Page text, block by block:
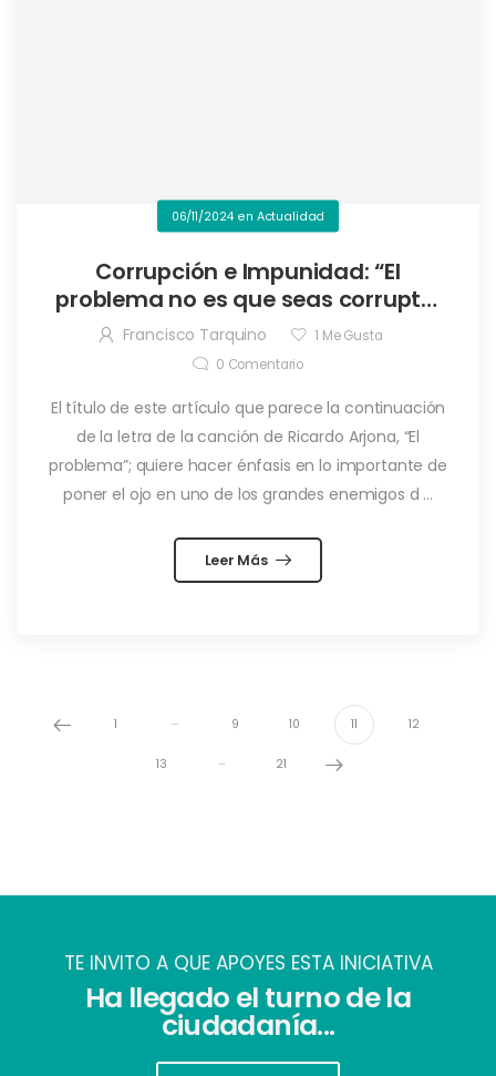
06/11/2024 en Actualidad
Corrupción e Impunidad: “El
problema no es que seas corrupto,
el problema es que me
acostumbre”
Francisco Tarquino 1 Me Gusta
0 Comentario
El título de este artículo que parece la continuación
de la letra de la canción de Ricardo Arjona, “El
problema”; quiere hacer énfasis en lo importante de
poner el ojo en uno de los grandes enemigos d ...
Leer Más
1 … 9 10 11 12
13 … 21
TE INVITO A QUE APOYES ESTA INICIATIVA
Ha llegado el turno de la
ciudadanía...